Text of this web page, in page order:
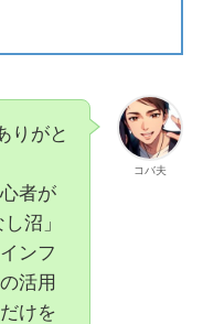
コバ夫
りがと
者が
沼」
ンフ
活用
けを